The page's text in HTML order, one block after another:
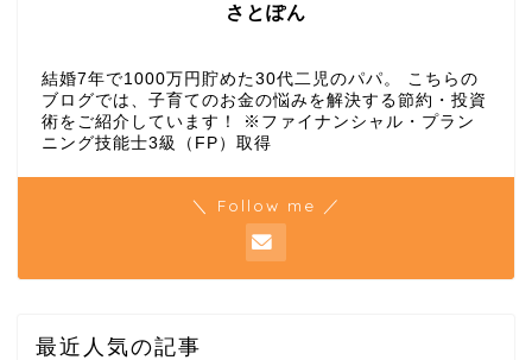
さとぽん
結婚7年で1000万円貯めた30代二児のパパ。 こちらの
ブログでは、子育てのお金の悩みを解決する節約・投資
術をご紹介しています！ ※ファイナンシャル・プラン
ニング技能士3級（FP）取得
＼ Follow me ／
最近人気の記事